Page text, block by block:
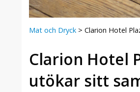
Mat och Dryck > Clarion Hotel
Clarion Hotel
utökar sitt